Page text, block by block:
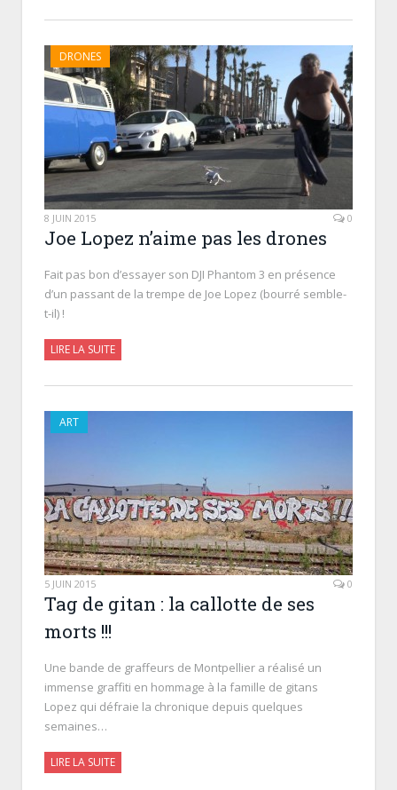
DRONES
8 JUIN 2015 0
Joe Lopez n’aime pas les drones
Fait pas bon d’essayer son DJI Phantom 3 en présence
d’un passant de la trempe de Joe Lopez (bourré semble-
t-il) !
LIRE LA SUITE
ART
5 JUIN 2015 0
Tag de gitan : la callotte de ses
morts !!!
Une bande de graffeurs de Montpellier a réalisé un
immense graffiti en hommage à la famille de gitans
Lopez qui défraie la chronique depuis quelques
semaines…
LIRE LA SUITE